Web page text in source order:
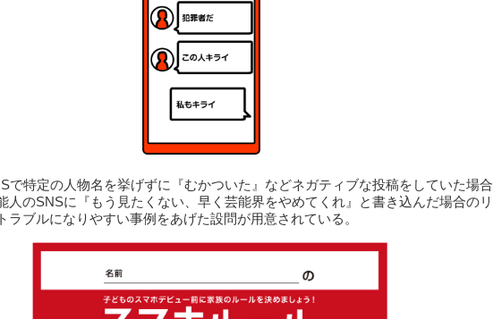
で特定の人物名を挙げずに『むかついた』などネガティブな投稿をしていた場合
人のSNSに『もう見たくない、早く芸能界をやめてくれ』と書き込んだ場合のリ
ラブルになりやすい事例をあげた設問が用意されている。